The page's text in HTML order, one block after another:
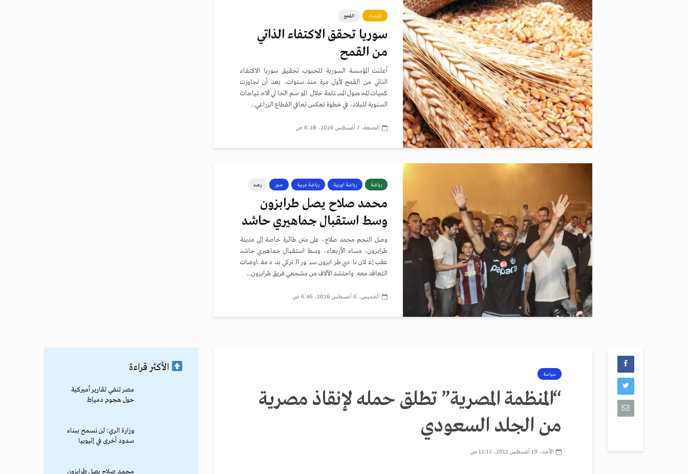
اقتصاد القمح
سوريا تحقق الاكتفاء الذاتي
من القمح
أعلنت المؤسسة السورية للحبوب تحقيق سوريا الاكتفاء
الذاتي من القمح لأول مرة منذ سنوات، بعد أن تجاوزت
كميات المحصول المستلمة خلال الموسم الحالي الاحتياجات
السنوية للبلاد، في خطوة تعكس تعافي القطاع الزراعي...
الجمعة، 7 أغسطس 2026، 6:28 ص
رياضة رياضة اوربية رياضة عربية صور رصد
محمد صلاح يصل طرابزون
وسط استقبال جماهيري حاشد
وصل النجم محمد صلاح، على متن طائرة خاصة إلى مدينة
طرابزون، مساء الأربعاء، وسط استقبال جماهيري حاشد
عقب إعلان نادي طرابزون سبور التركي بدء مفاوضات
التعاقد معه. واحتشد الآلاف من مشجعي فريق طرابزون...
الخميس، 6 أغسطس 2026، 6:46 ص
سياسة
“المنظمة المصرية” تطلق حمله لإنقاذ مصرية
من الجلد السعودي
الأحد، 19 أغسطس 2012، 12:15 ص
الأكثر قراءة
مصر تنفي تقارير أميركية
حول هجوم دمياط
وزارة الري: لن نسمح ببناء
سدود أخرى في إثيوبيا
محمد صلاح يصل طرابزون